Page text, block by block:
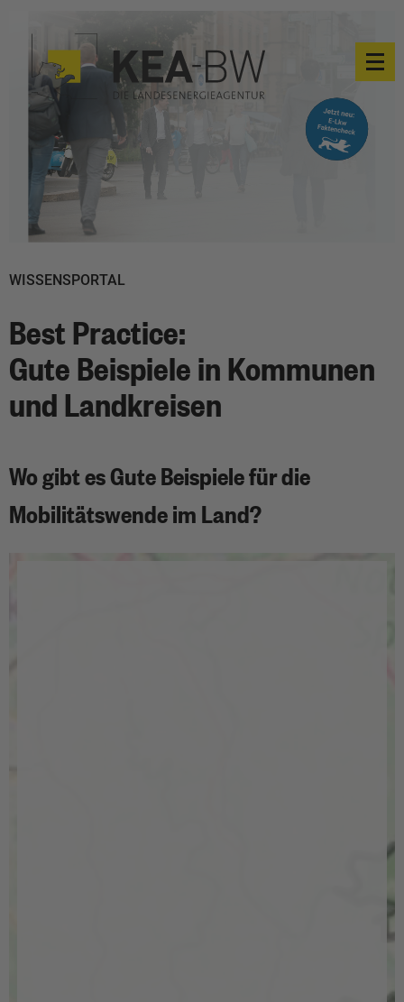
WISSENSPORTAL
Best Practice:
Gute Beispiele in Kommunen
und Landkreisen
Wo gibt es Gute Beispiele für die
Mobilitätswende im Land?